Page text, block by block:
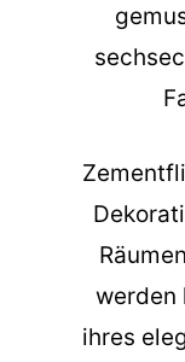
werden
ihres